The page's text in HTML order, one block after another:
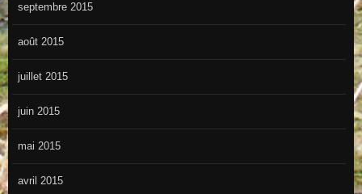
septembre 2015
août 2015
juillet 2015
juin 2015
mai 2015
avril 2015